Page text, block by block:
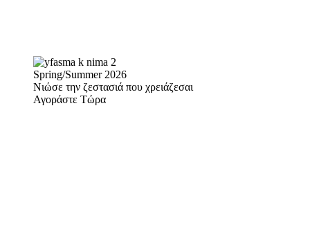
Spring/Summer 2026
Νιώσε την ζεστασιά που χρειάζεσαι
Αγοράστε Τώρα